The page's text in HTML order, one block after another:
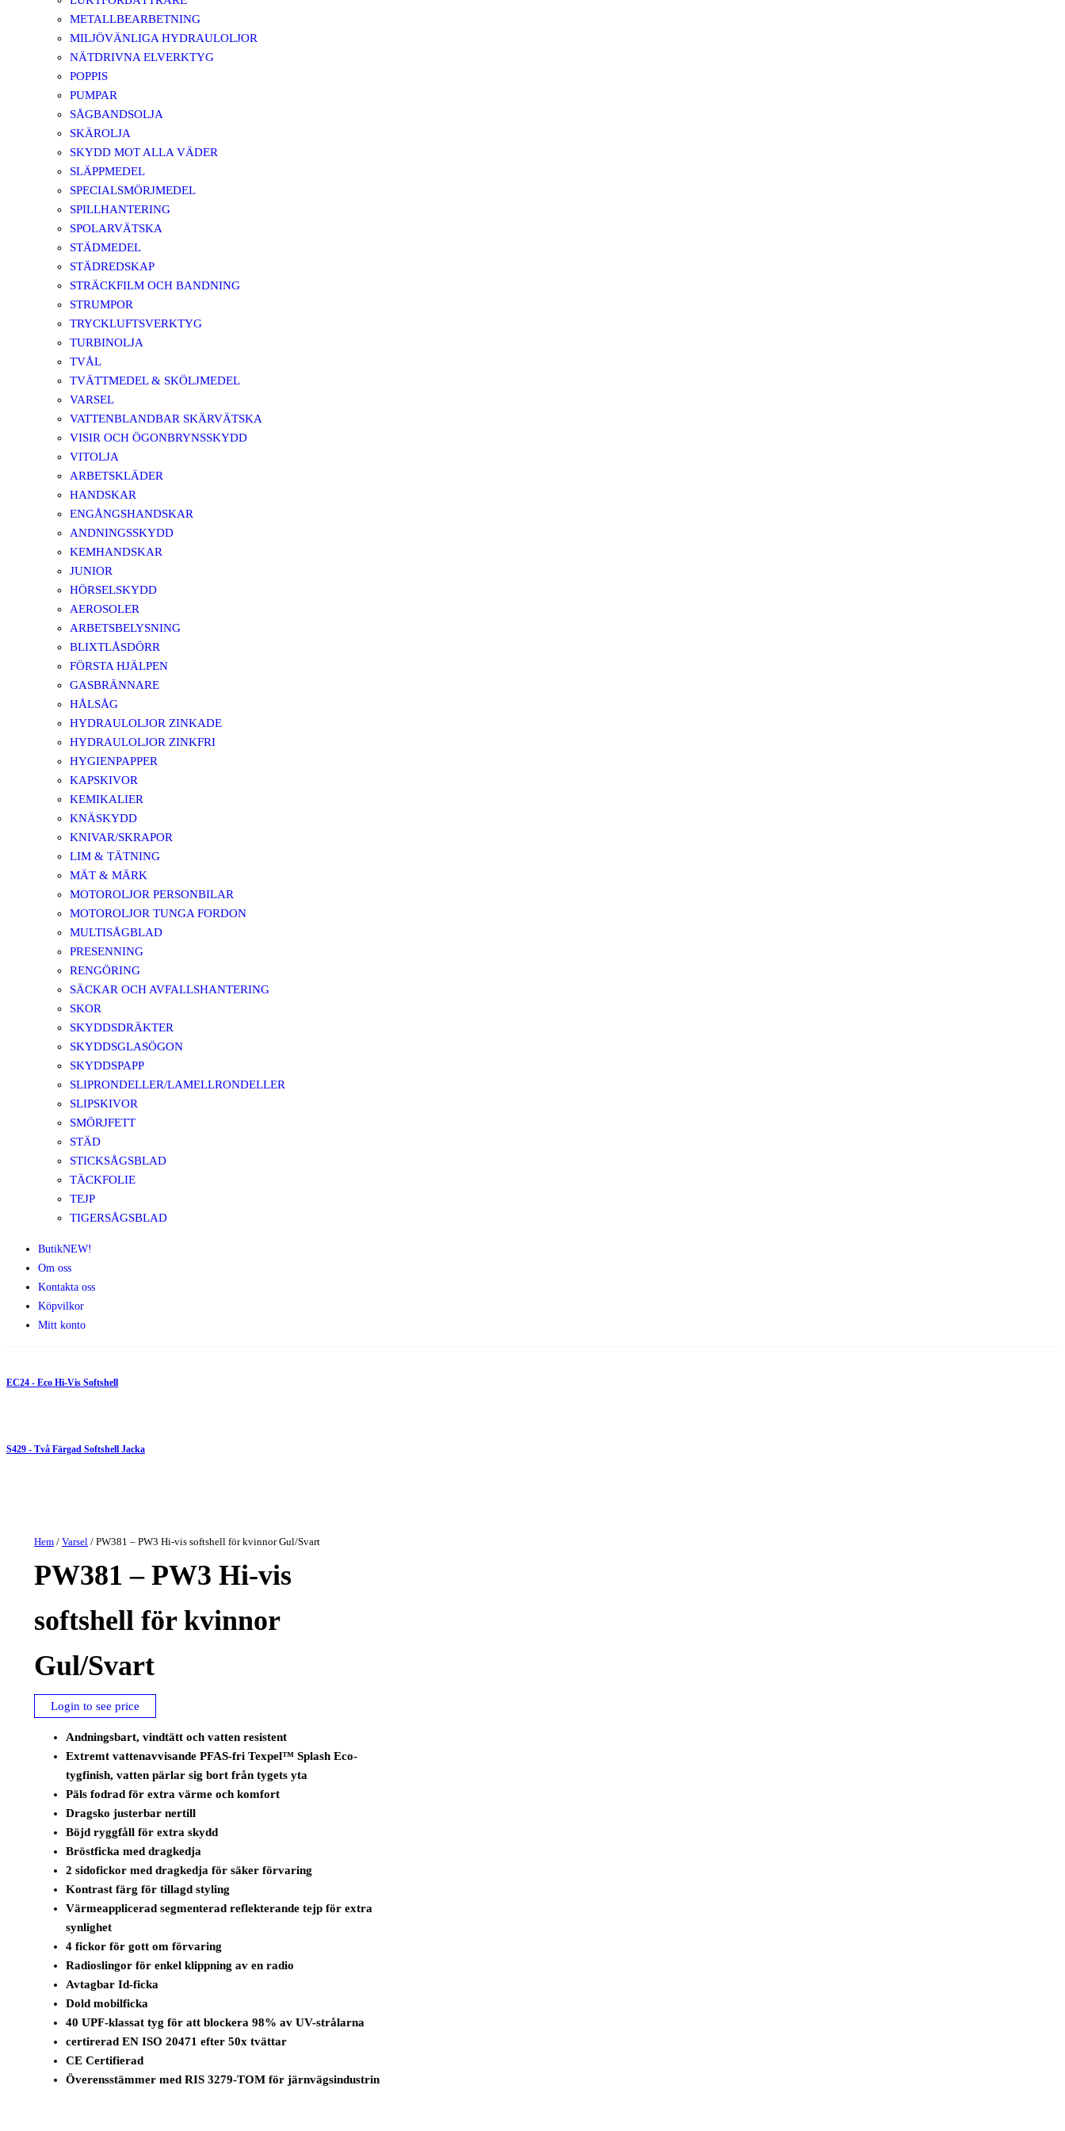
METALLBEARBETNING
MILJÖVÄNLIGA HYDRAULOLJOR
NÄTDRIVNA ELVERKTYG
POPPIS
PUMPAR
SÅGBANDSOLJA
SKÄROLJA
SKYDD MOT ALLA VÄDER
SLÄPPMEDEL
SPECIALSMÖRJMEDEL
SPILLHANTERING
SPOLARVÄTSKA
STÄDMEDEL
STÄDREDSKAP
STRÄCKFILM OCH BANDNING
STRUMPOR
TRYCKLUFTSVERKTYG
TURBINOLJA
TVÅL
TVÄTTMEDEL & SKÖLJMEDEL
VARSEL
VATTENBLANDBAR SKÄRVÄTSKA
VISIR OCH ÖGONBRYNSSKYDD
VITOLJA
ARBETSKLÄDER
HANDSKAR
ENGÅNGSHANDSKAR
ANDNINGSSKYDD
KEMHANDSKAR
JUNIOR
HÖRSELSKYDD
AEROSOLER
ARBETSBELYSNING
BLIXTLÅSDÖRR
FÖRSTA HJÄLPEN
GASBRÄNNARE
HÅLSÅG
HYDRAULOLJOR ZINKADE
HYDRAULOLJOR ZINKFRI
HYGIENPAPPER
KAPSKIVOR
KEMIKALIER
KNÄSKYDD
KNIVAR/SKRAPOR
LIM & TÄTNING
MÄT & MÄRK
MOTOROLJOR PERSONBILAR
MOTOROLJOR TUNGA FORDON
MULTISÅGBLAD
PRESENNING
RENGÖRING
SÄCKAR OCH AVFALLSHANTERING
SKOR
SKYDDSDRÄKTER
SKYDDSGLASÖGON
SKYDDSPAPP
SLIPRONDELLER/LAMELLRONDELLER
SLIPSKIVOR
SMÖRJFETT
STÄD
STICKSÅGSBLAD
TÄCKFOLIE
TEJP
TIGERSÅGSBLAD
ButikNEW!
Om oss
Kontakta oss
Köpvilkor
Mitt konto
EC24 - Eco Hi-Vis Softshell
S429 - Två Färgad Softshell Jacka
Hem /Varsel / PW381 – PW3 Hi-vis softshell för kvinnor Gul/Svart
PW381 – PW3 Hi-vis
softshell för kvinnor
Gul/Svart
Login to see price
Andningsbart, vindtätt och vatten resistent
Extremt vattenavvisande PFAS-fri Texpel™ Splash Eco-
tygfinish, vatten pärlar sig bort från tygets yta
Päls fodrad för extra värme och komfort
Dragsko justerbar nertill
Böjd ryggfåll för extra skydd
Bröstficka med dragkedja
2 sidofickor med dragkedja för säker förvaring
Kontrast färg för tillagd styling
Värmeapplicerad segmenterad reflekterande tejp för extra
synlighet
4 fickor för gott om förvaring
Radioslingor för enkel klippning av en radio
Avtagbar Id-ficka
Dold mobilficka
40 UPF-klassat tyg för att blockera 98% av UV-strålarna
certirerad EN ISO 20471 efter 50x tvättar
CE Certifierad
Överensstämmer med RIS 3279-TOM för järnvägsindustrin